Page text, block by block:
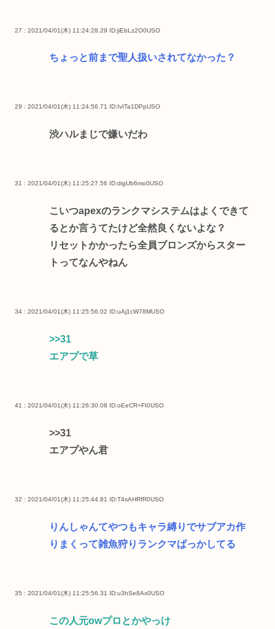
27 : 2021/04/01(木) 11:24:28.29 ID:jiEbLz2O0USO
ちょっと前まで聖人扱いされてなかった？
29 : 2021/04/01(木) 11:24:56.71 ID:IvITa1DPpUSO
渋ハルまじで嫌いだわ
31 : 2021/04/01(木) 11:25:27.56 ID:digUb6mo0USO
こいつapexのランクマシステムはよくできて
るとか言うてたけど全然良くないよな？
リセットかかったら全員ブロンズからスター
トってなんやねん
34 : 2021/04/01(木) 11:25:56.02 ID:uAj1cW78MUSO
>>31
エアプで草
41 : 2021/04/01(木) 11:26:30.08 ID:oEeCR+FI0USO
>>31
エアプやん君
32 : 2021/04/01(木) 11:25:44.81 ID:T4sAHRfR0USO
りんしゃんてやつもキャラ縛りでサブアカ作
りまくって雑魚狩りランクマばっかしてる
35 : 2021/04/01(木) 11:25:56.31 ID:u3hSe8Ax0USO
この人元owプロとかやっけ